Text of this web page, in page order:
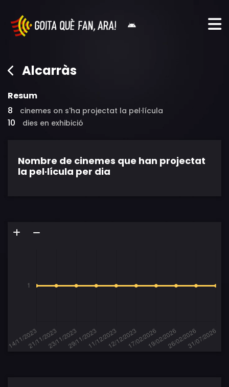
Alcarràs
Resum
8
cinemes on s'ha projectat la pel·lícula
10 dies en exhibició
Nombre de cinemes que han projectat
la pel·lícula per dia